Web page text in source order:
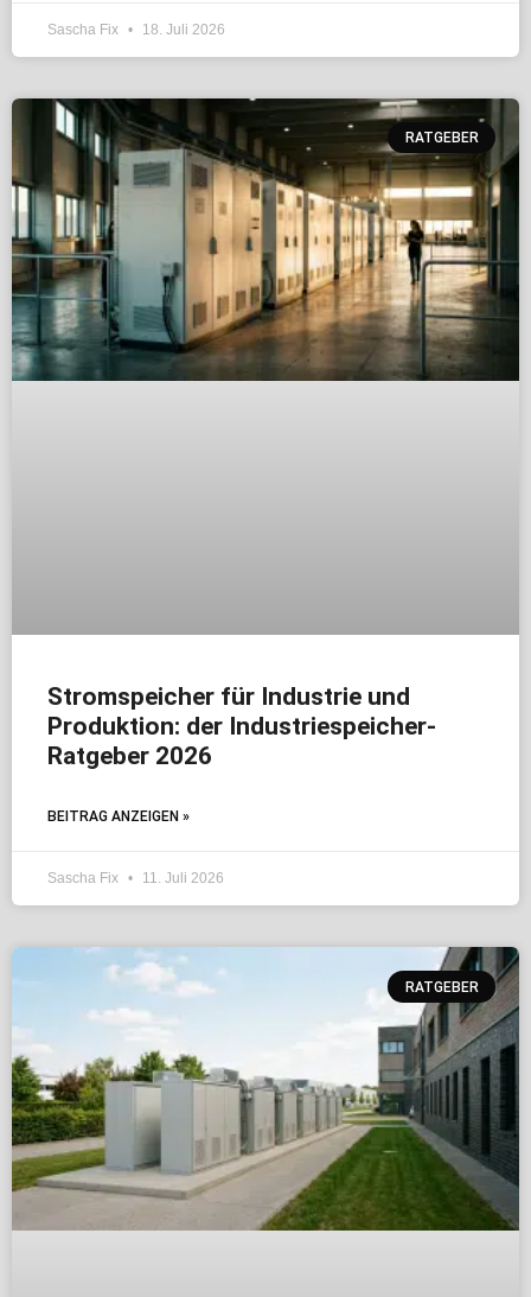
Sascha Fix 18. Juli 2026
RATGEBER
Stromspeicher für Industrie und
Produktion: der Industriespeicher-
Ratgeber 2026
BEITRAG ANZEIGEN »
Sascha Fix 11. Juli 2026
RATGEBER